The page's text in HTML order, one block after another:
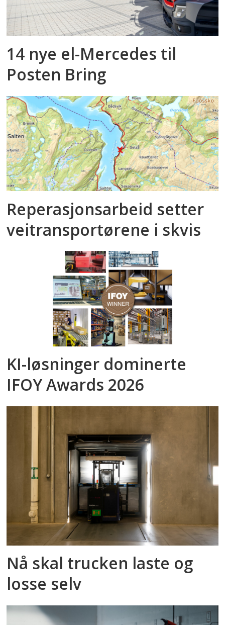
14 nye el-Mercedes til
Posten Bring
Reperasjonsarbeid setter
veitransportørene i skvis
KI-løsninger dominerte
IFOY Awards 2026
Nå skal trucken laste og
losse selv